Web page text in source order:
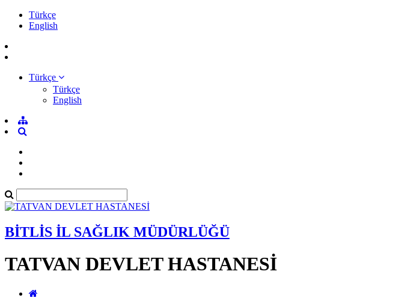
Türkçe
English
Türkçe
Türkçe
English
BİTLİS İL SAĞLIK MÜDÜRLÜĞÜ
TATVAN DEVLET HASTANESİ